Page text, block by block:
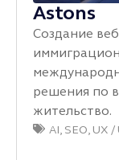
Astons
Создание
решения по
жительство.
AI, SEO, UX /